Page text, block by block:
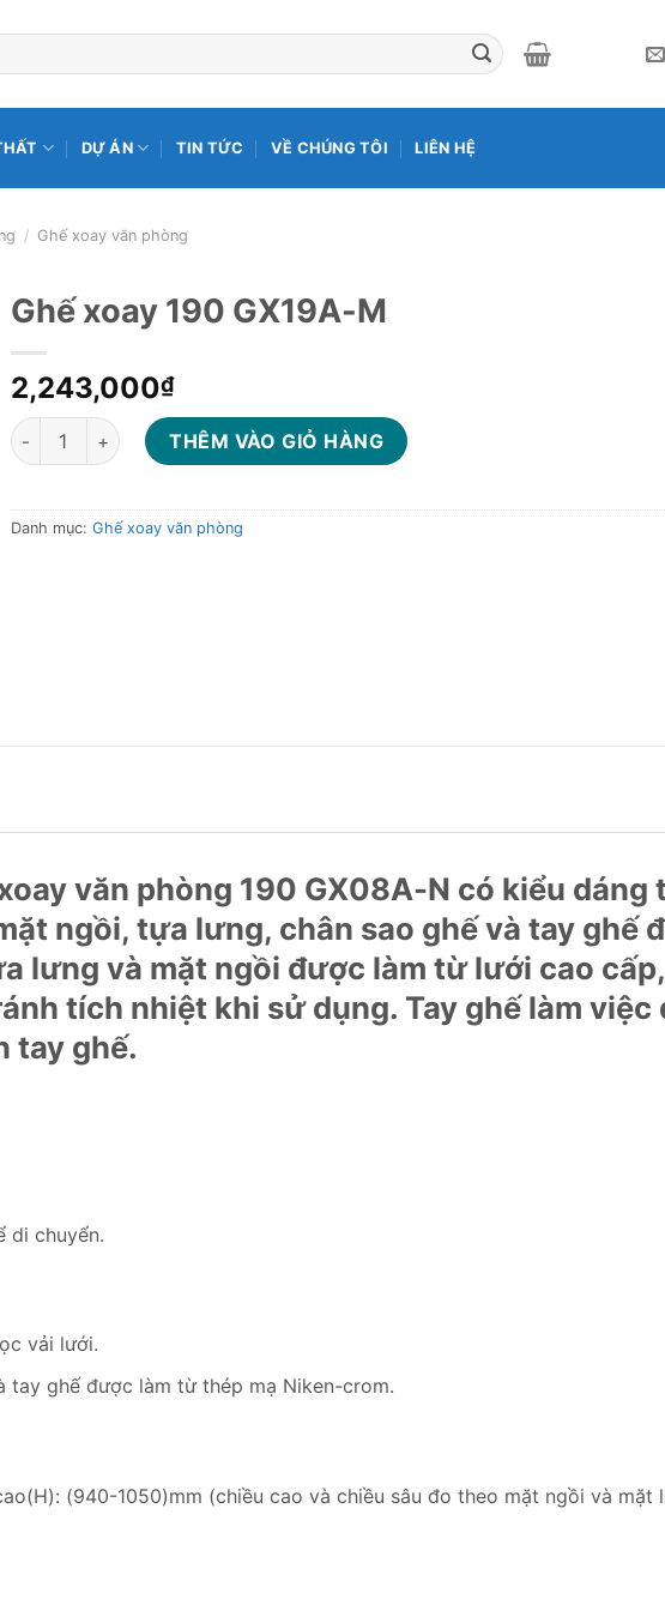
DỰ ÁN TIN TỨC VỀ CHÚNG TÔI LIÊN HỆ
/ Ghế xoay văn phòng
Ghế xoay 190 GX19A-M
2,243,000₫
Ghế xoay 190 GX19A-M số lượngTHÊM VÀO GIỎ HÀNG
Danh mục: Ghế xoay văn phòng
văn phòng 190 GX08A-N có kiểu dáng
ngồi, tựa lưng, chân sao ghế và tay ghế
lưng và mặt ngồi được làm từ lưới cao
tích nhiệt khi sử dụng. Tay ghế làm việc
tay ghế.
di chuyển.
vải lưới.
tay ghế được làm từ thép mạ Niken-crom.
(940-1050)mm (chiều cao và chiều sâu đo theo mặt ngồi và mặt